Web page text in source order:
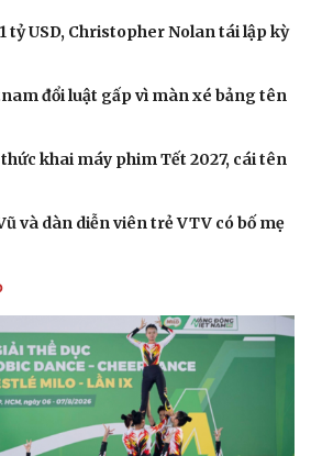
tỷ USD, Christopher Nolan tái lập kỳ
đổi luật gấp vì màn xé bảng tên
khai máy phim Tết 2027, cái tên
và dàn diễn viên trẻ VTV có bố mẹ